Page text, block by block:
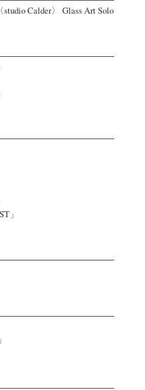
Calder〉 Glass Art Solo
」